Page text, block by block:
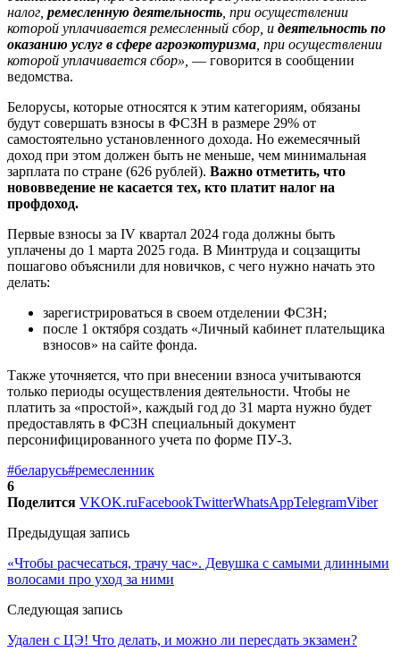
налог, ремесленную деятельность , при осуществлении
которой уплачивается ремесленный сбор, и деятельность по
оказанию услуг в сфере агроэкотуризма , при осуществлении
которой уплачивается сбор», — говорится в сообщении
ведомства.
Белорусы, которые относятся к этим категориям, обязаны
будут совершать взносы в ФСЗН в размере 29% от
самостоятельно установленного дохода. Но ежемесячный
доход при этом должен быть не меньше, чем минимальная
зарплата по стране (626 рублей). Важно отметить, что
нововведение не касается тех, кто платит налог на
профдоход.
Первые взносы за IV квартал 2024 года должны быть
уплачены до 1 марта 2025 года. В Минтруда и соцзащиты
пошагово объяснили для новичков, с чего нужно начать это
делать:
зарегистрироваться в своем отделении ФСЗН;
после 1 октября создать «Личный кабинет плательщика
взносов» на сайте фонда.
Также уточняется, что при внесении взноса учитываются
только периоды осуществления деятельности. Чтобы не
платить за «простой», каждый год до 31 марта нужно будет
предоставлять в ФСЗН специальный документ
персонифицированного учета по форме ПУ-3.
#беларусь#ремесленник
6
Поделится VKOK.ruFacebookTwitterWhatsAppTelegramViber
Предыдущая запись
«Чтобы расчесаться, трачу час». Девушка с самыми длинными
волосами про уход за ними
Следующая запись
Удален с ЦЭ! Что делать, и можно ли пересдать экзамен?